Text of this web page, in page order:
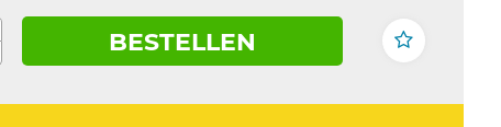
BESTELLEN